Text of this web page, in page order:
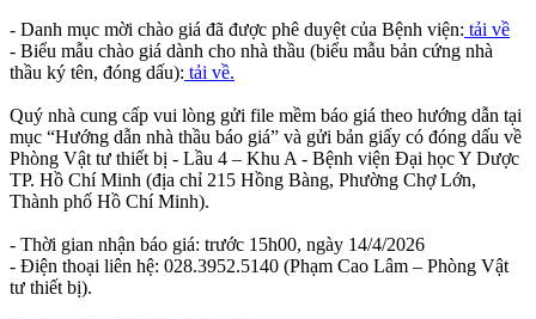
- Danh mục mời chào giá đã được phê duyệt của Bệnh viện: tải về
- Biểu mẫu chào giá dành cho nhà thầu (biểu mẫu bản cứng nhà
thầu ký tên, đóng dấu): tải về.
Quý nhà cung cấp vui lòng gửi file mềm báo giá theo hướng dẫn tại
mục “Hướng dẫn nhà thầu báo giá” và gửi bản giấy có đóng dấu về
Phòng Vật tư thiết bị - Lầu 4 – Khu A - Bệnh viện Đại học Y Dược
TP. Hồ Chí Minh (địa chỉ 215 Hồng Bàng, Phường Chợ Lớn,
Thành phố Hồ Chí Minh).
- Thời gian nhận báo giá: trước 15h00, ngày 14/4/2026
- Điện thoại liên hệ: 028.3952.5140 (Phạm Cao Lâm – Phòng Vật
tư thiết bị).